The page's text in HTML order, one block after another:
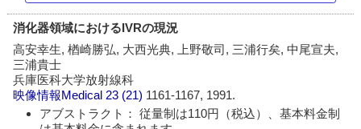
消化器領域におけるIVRの現況
高安幸生, 楢崎勝弘, 大西光典, 上野敬司, 三浦行矣, 中尾宣夫,
三浦貴士
兵庫医科大学放射線科
映像情報Medical 23 (21) 1161-1167, 1991.
アブストラクト： 従量制は110円（税込）、基本料金制